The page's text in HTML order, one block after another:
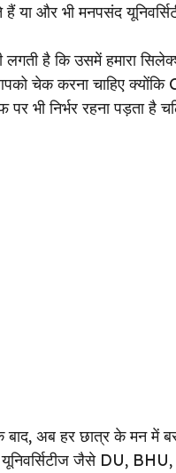
हैं या और भी मनपसंद
लगती है कि उसमें हमारा
चेक करना चाहिए क्योंकि
भी निर्भर रहना पड़ता है
के बाद, अब हर छात्र के मन
जैसे DU,